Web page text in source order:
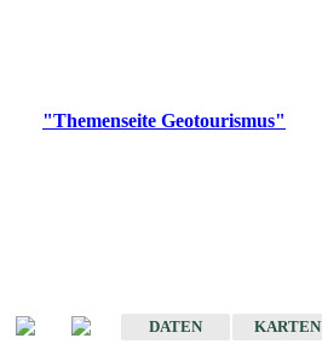
"Themenseite Geotourismus"
DATEN
KARTEN